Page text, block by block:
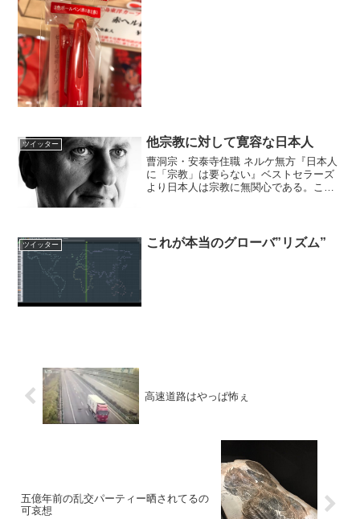
ツイッター 他宗教に対して寛容な日本人
曹洞宗・安泰寺住職 ネルケ無方『日本人
に「宗教」は要らない』ベストセラーズ
より日本人は宗教に無関心である。これ
のチャペルで挙げて、葬...
ツイッター これが本当のグローバ”リズム”
高速道路はやっぱ怖ぇ
五億年前の乱交パーティー晒されてるの
可哀想